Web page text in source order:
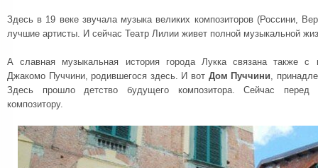
Здесь в 19 веке звучала музыка великих композиторов (Россини,
лучшие артисты. И сейчас Театр Лилии живет полной музыкальной
А славная музыкальная история города Лукка связана также с
Джакомо Пуччини, родившегося здесь. И вот Дом Пуччини,
Здесь прошло детство будущего композитора. Сейчас перед
композитору.